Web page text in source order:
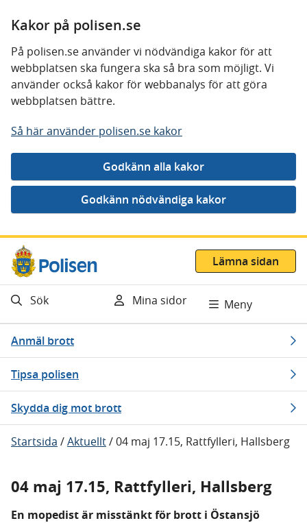
Kakor på polisen.se
På polisen.se använder vi nödvändiga kakor för att
webbplatsen ska fungera ska så bra som möjligt. Vi
använder också kakor för webbanalys för att göra
webbplatsen bättre.
Så här använder polisen.se kakor
Gå direkt till innehåll
Lämna sidan
Sök Mina sidor Meny
Anmäl brott
Tipsa polisen
Skydda dig mot brott
Startsida /Aktuellt/04 maj 17.15, Rattfylleri, Hallsberg
04 maj 17.15, Rattfylleri, Hallsberg
En mopedist är misstänkt för brott i Östansjö